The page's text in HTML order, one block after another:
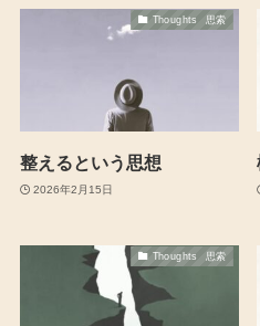
Thoughts 思索
整えるという思想
2026年2月15日
Thoughts 思索